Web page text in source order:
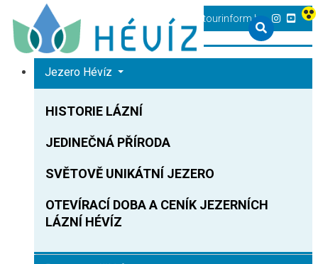
+36 83 540 131 heviz@tourinform.hu
Jezero Hévíz
HISTORIE LÁZNÍ
JEDINEČNÁ PŘÍRODA
SVĚTOVĚ UNIKÁTNÍ JEZERO
OTEVÍRACÍ DOBA A CENÍK JEZERNÍCH
LÁZNÍ HÉVÍZ